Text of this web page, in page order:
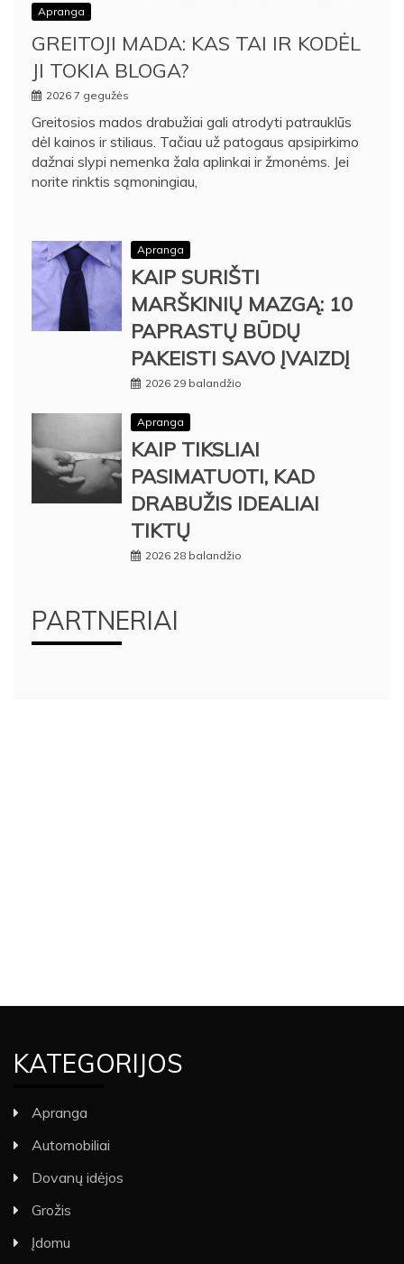
Apranga
GREITOJI MADA: KAS TAI IR KODĖL
JI TOKIA BLOGA?
2026 7 gegužės
Greitosios mados drabužiai gali atrodyti patrauklūs
dėl kainos ir stiliaus. Tačiau už patogaus apsipirkimo
dažnai slypi nemenka žala aplinkai ir žmonėms. Jei
norite rinktis sąmoningiau,
Apranga
KAIP SURIŠTI
MARŠKINIŲ MAZGĄ: 10
PAPRASTŲ BŪDŲ
PAKEISTI SAVO ĮVAIZDĮ
2026 29 balandžio
Apranga
KAIP TIKSLIAI
PASIMATUOTI, KAD
DRABUŽIS IDEALIAI
TIKTŲ
2026 28 balandžio
PARTNERIAI
KATEGORIJOS
Apranga
Automobiliai
Dovanų idėjos
Grožis
Įdomu